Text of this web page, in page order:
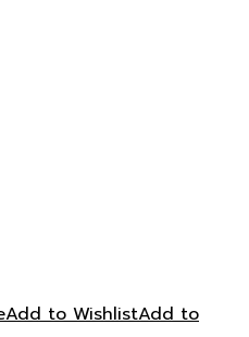
Add to WishlistAdd to